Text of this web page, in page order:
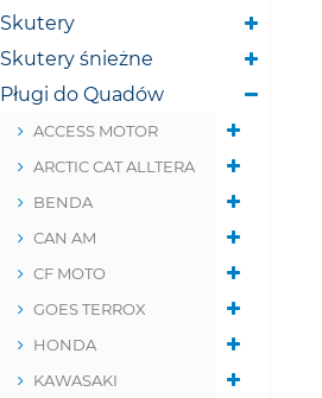
Skutery
Skutery śnieżne
Pługi do Quadów
ACCESS MOTOR
ARCTIC CAT ALLTERA
BENDA
CAN AM
CF MOTO
GOES TERROX
HONDA
KAWASAKI